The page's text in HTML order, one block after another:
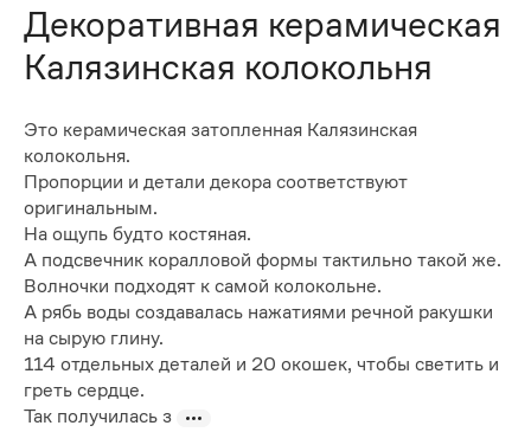
Декоративная керамическая
Калязинская колокольня
Это керамическая затопленная Калязинская
колокольня.
Пропорции и детали декора соответствуют
оригинальным.
На ощупь будто костяная.
А подсвечник коралловой формы тактильно такой же.
Волночки подходят к самой колокольне.
А рябь воды создавалась нажатиями речной ракушки
на сырую глину.
114 отдельных деталей и 20 окошек, чтобы светить и
греть сердце.
Так получилась з